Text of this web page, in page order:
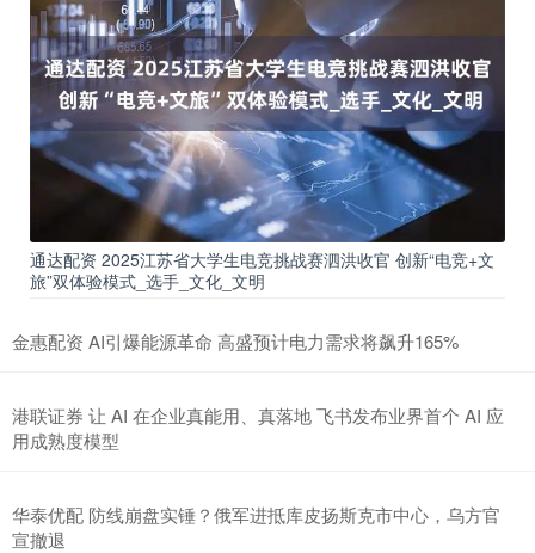
通达配资 2025江苏省大学生电竞挑战赛泗洪收官 创新“电竞+文
旅”双体验模式_选手_文化_文明
金惠配资 AI引爆能源革命 高盛预计电力需求将飙升165%
港联证券 让 AI 在企业真能用、真落地 飞书发布业界首个 AI 应
用成熟度模型
华泰优配 防线崩盘实锤？俄军进抵库皮扬斯克市中心，乌方官
宣撤退